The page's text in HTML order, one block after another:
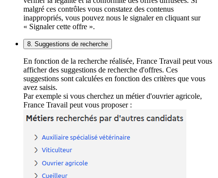
malgré ces contrôles vous constatez des contenus
inappropriés, vous pouvez nous le signaler en cliquant sur
« Signaler cette offre ».
8. Suggestions de recherche
En fonction de la recherche réalisée, France Travail peut vous
afficher des suggestions de recherche d'offres. Ces
suggestions sont calculées en fonction des critères que vous
avez saisis.
Par exemple si vous cherchez un métier d'ouvrier agricole,
France Travail peut vous proposer :